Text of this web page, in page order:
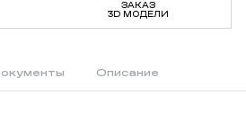
ЗАКАЗ
3D МОДЕЛИ
Описание